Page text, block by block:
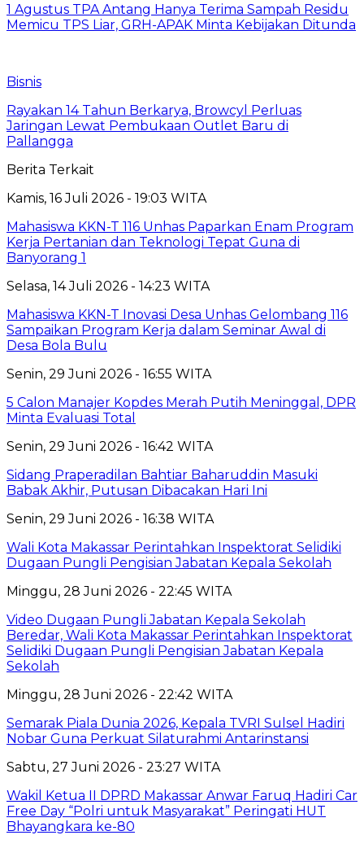
1 Agustus TPA Antang Hanya Terima Sampah Residu
Memicu TPS Liar, GRH-APAK Minta Kebijakan Ditunda
Bisnis
Rayakan 14 Tahun Berkarya, Browcyl Perluas
Jaringan Lewat Pembukaan Outlet Baru di
Pallangga
Berita Terkait
Kamis, 16 Juli 2026 - 19:03 WITA
Mahasiswa KKN-T 116 Unhas Paparkan Enam Program
Kerja Pertanian dan Teknologi Tepat Guna di
Banyorang 1
Selasa, 14 Juli 2026 - 14:23 WITA
Mahasiswa KKN-T Inovasi Desa Unhas Gelombang 116
Sampaikan Program Kerja dalam Seminar Awal di
Desa Bola Bulu
Senin, 29 Juni 2026 - 16:55 WITA
5 Calon Manajer Kopdes Merah Putih Meninggal, DPR
Minta Evaluasi Total
Senin, 29 Juni 2026 - 16:42 WITA
Sidang Praperadilan Bahtiar Baharuddin Masuki
Babak Akhir, Putusan Dibacakan Hari Ini
Senin, 29 Juni 2026 - 16:38 WITA
Wali Kota Makassar Perintahkan Inspektorat Selidiki
Dugaan Pungli Pengisian Jabatan Kepala Sekolah
Minggu, 28 Juni 2026 - 22:45 WITA
Video Dugaan Pungli Jabatan Kepala Sekolah
Beredar, Wali Kota Makassar Perintahkan Inspektorat
Selidiki Dugaan Pungli Pengisian Jabatan Kepala
Sekolah
Minggu, 28 Juni 2026 - 22:42 WITA
Semarak Piala Dunia 2026, Kepala TVRI Sulsel Hadiri
Nobar Guna Perkuat Silaturahmi Antarinstansi
Sabtu, 27 Juni 2026 - 23:27 WITA
Wakil Ketua II DPRD Makassar Anwar Faruq Hadiri Car
Free Day “Polri untuk Masyarakat” Peringati HUT
Bhayangkara ke-80